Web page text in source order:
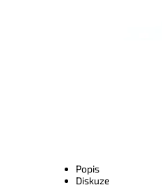
Popis
Diskuze